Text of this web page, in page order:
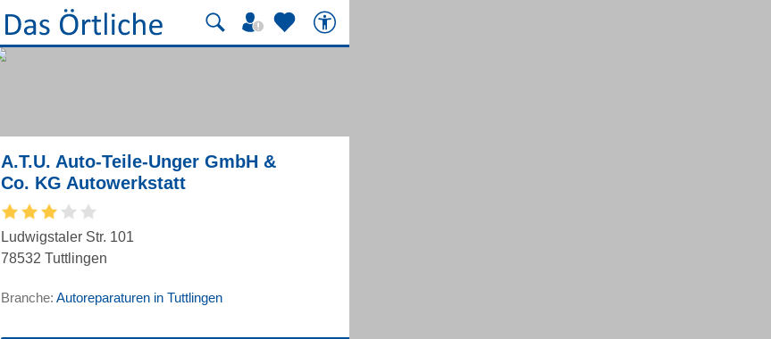
A.T.U. Auto-Teile-Unger GmbH &
Co. KG Autowerkstatt
Ludwigstaler Str. 101
78532 Tuttlingen
Branche: Autoreparaturen in Tuttlingen